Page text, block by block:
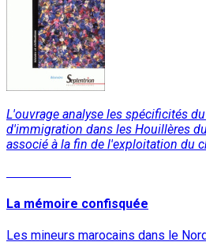
L'ouvrage analyse les spécificités
d'immigration dans les Houillères
associé à la fin de l'exploitation du
La mémoire confisquée
Les mineurs marocains dans le